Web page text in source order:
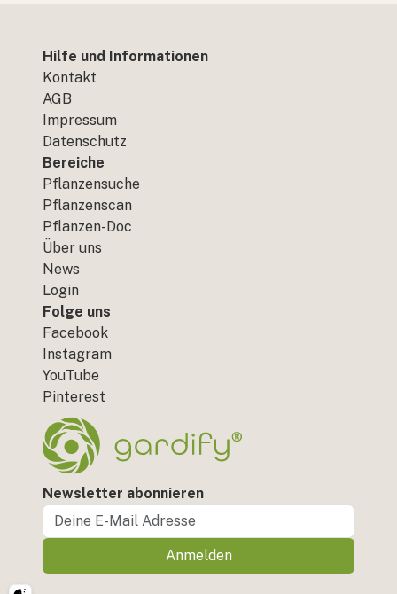
Hilfe und Informationen
Kontakt
AGB
Impressum
Datenschutz
Bereiche
Pflanzensuche
Pflanzenscan
Pflanzen-Doc
Über uns
News
Login
Folge uns
Facebook
Instagram
YouTube
Pinterest
Newsletter abonnieren
Anmelden